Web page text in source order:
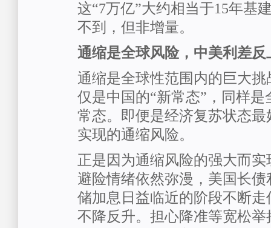
这“7万亿”大约相当于15年基
不到，但非增量。
通缩是全球风险，中美利差反
通缩是全球性范围内的巨大
仅是中国的“新常态”，同样
常态。即便是经济复苏状态
实现的通缩风险。
正是因为通缩风险的强大而
避险情绪依然弥漫，美国长
储加息日益临近的阶段不断
不降反升。担心降准等宽松